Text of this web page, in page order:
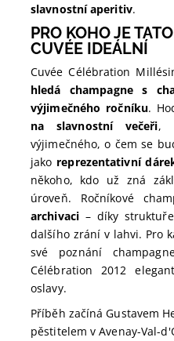
slavnostní aperitiv.
PRO KOHO JE
CUVÉE IDEÁLNÍ
Cuvée Célébration
hledá champagne s
výjimečného ročníku.
na slavnostní večeři,
výjimečného, o čem se
jako reprezentativní
někoho, kdo už zná
úroveň. Ročníkové
archivaci– díky
dalšího zrání v lahvi. Pro
své poznání
Célébration 2012
oslavy.
Příběh začíná Gustavem
pěstitelem v Avenay-Val-